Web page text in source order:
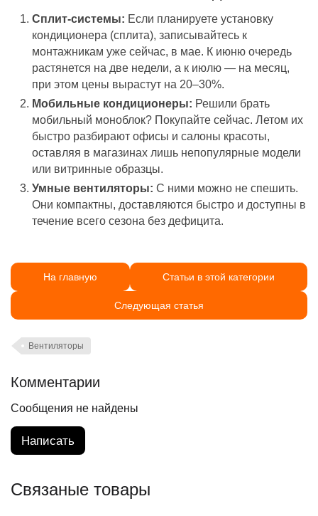
Сплит-системы: Если планируете установку
кондиционера (сплита), записывайтесь к
монтажникам уже сейчас, в мае. К июню очередь
растянется на две недели, а к июлю — на месяц,
при этом цены вырастут на 20–30%.
Мобильные кондиционеры: Решили брать
мобильный моноблок? Покупайте сейчас. Летом их
быстро разбирают офисы и салоны красоты,
оставляя в магазинах лишь непопулярные модели
или витринные образцы.
Умные вентиляторы: С ними можно не спешить.
Они компактны, доставляются быстро и доступны в
течение всего сезона без дефицита.
На главную Статьи в этой категории
Следующая статья
Вентиляторы
Комментарии
Сообщения не найдены
Написать
Связаные товары